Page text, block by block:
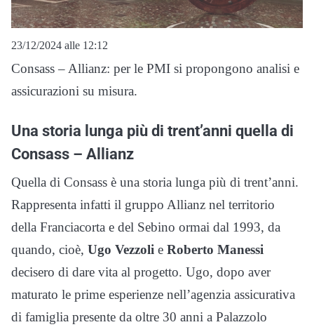
23/12/2024 alle 12:12
Consass – Allianz: per le PMI si propongono analisi e
assicurazioni su misura.
Una storia lunga più di trent’anni quella di
Consass – Allianz
Quella di Consass è una storia lunga più di trent’anni.
Rappresenta infatti il gruppo Allianz nel territorio
della Franciacorta e del Sebino ormai dal 1993, da
quando, cioè, Ugo Vezzoli e Roberto Manessi
decisero di dare vita al progetto. Ugo, dopo aver
maturato le prime esperienze nell’agenzia assicurativa
di famiglia presente da oltre 30 anni a Palazzolo